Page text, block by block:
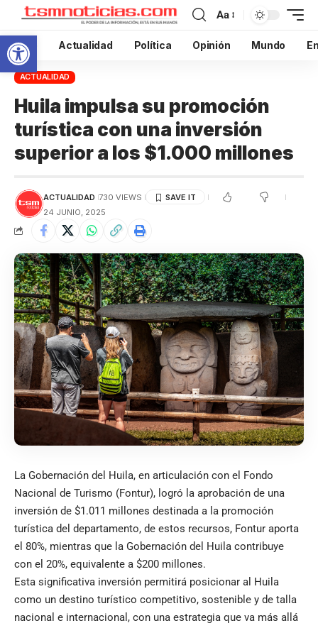
Abrir barra de herramientas
Aa
Inicio Actualidad Política Opinión Mundo
ACTUALIDAD
Huila impulsa su promoción
turística con una inversión
superior a los $1.000 millones
ACTUALIDAD 730 VIEWS
24 JUNIO, 2025
La Gobernación del Huila, en articulación con el Fondo
Nacional de Turismo (Fontur), logró la aprobación de una
inversión de $1.011 millones destinada a la promoción
turística del departamento, de estos recursos, Fontur aporta
el 80%, mientras que la Gobernación del Huila contribuye
con el 20%, equivalente a $200 millones.
Esta significativa inversión permitirá posicionar al Huila
como un destino turístico competitivo, sostenible y de talla
nacional e internacional, con una estrategia que va más allá